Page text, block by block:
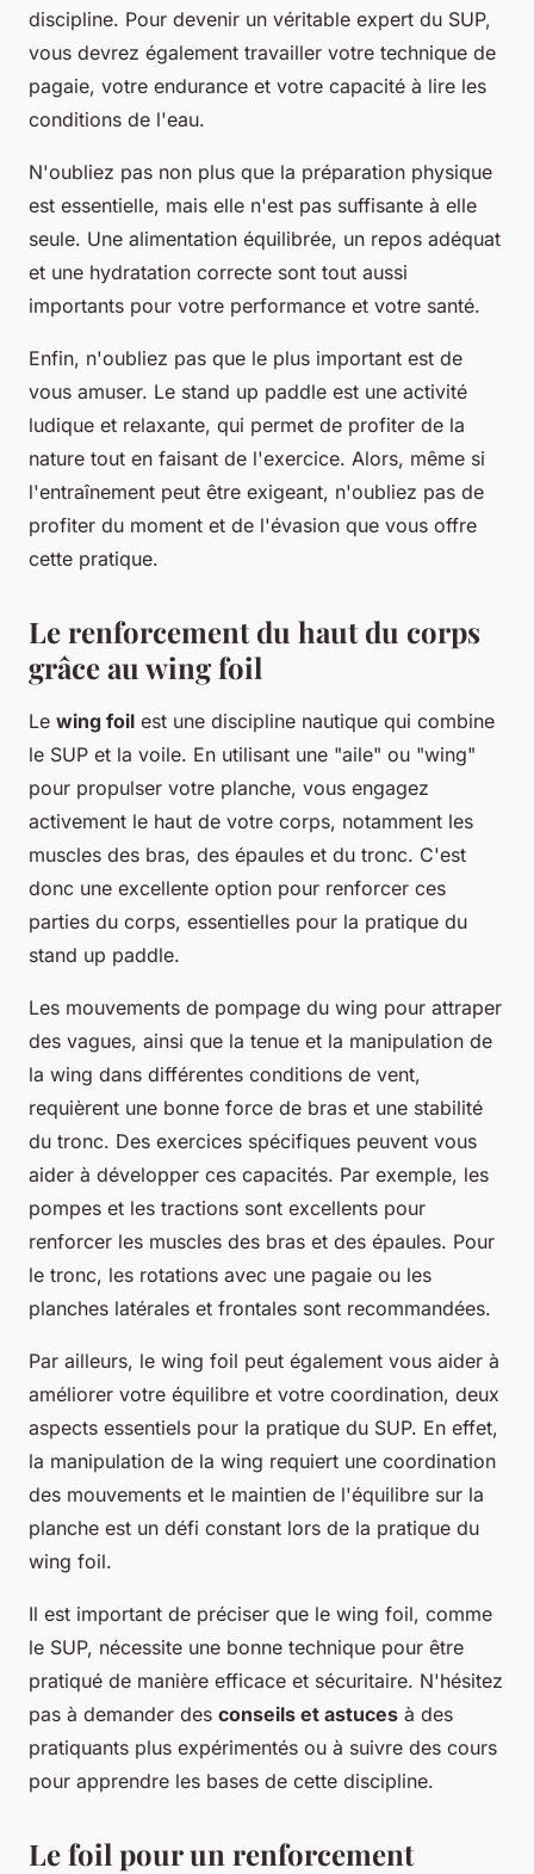
discipline. Pour devenir un véritable expert du SUP,
vous devrez également travailler votre technique de
pagaie, votre endurance et votre capacité à lire les
conditions de l'eau.
N'oubliez pas non plus que la préparation physique
est essentielle, mais elle n'est pas suffisante à elle
seule. Une alimentation équilibrée, un repos adéquat
et une hydratation correcte sont tout aussi
importants pour votre performance et votre santé.
Enfin, n'oubliez pas que le plus important est de
vous amuser. Le stand up paddle est une activité
ludique et relaxante, qui permet de profiter de la
nature tout en faisant de l'exercice. Alors, même si
l'entraînement peut être exigeant, n'oubliez pas de
profiter du moment et de l'évasion que vous offre
cette pratique.
Le renforcement du haut du corps
grâce au wing foil
Le wing foil est une discipline nautique qui combine
le SUP et la voile. En utilisant une "aile" ou "wing"
pour propulser votre planche, vous engagez
activement le haut de votre corps, notamment les
muscles des bras, des épaules et du tronc. C'est
donc une excellente option pour renforcer ces
parties du corps, essentielles pour la pratique du
stand up paddle.
Les mouvements de pompage du wing pour attraper
des vagues, ainsi que la tenue et la manipulation de
la wing dans différentes conditions de vent,
requièrent une bonne force de bras et une stabilité
du tronc. Des exercices spécifiques peuvent vous
aider à développer ces capacités. Par exemple, les
pompes et les tractions sont excellents pour
renforcer les muscles des bras et des épaules. Pour
le tronc, les rotations avec une pagaie ou les
planches latérales et frontales sont recommandées.
Par ailleurs, le wing foil peut également vous aider à
améliorer votre équilibre et votre coordination, deux
aspects essentiels pour la pratique du SUP. En effet,
la manipulation de la wing requiert une coordination
des mouvements et le maintien de l'équilibre sur la
planche est un défi constant lors de la pratique du
wing foil.
Il est important de préciser que le wing foil, comme
le SUP, nécessite une bonne technique pour être
pratiqué de manière efficace et sécuritaire. N'hésitez
pas à demander des conseils et astuces à des
pratiquants plus expérimentés ou à suivre des cours
pour apprendre les bases de cette discipline.
Le foil pour un renforcement